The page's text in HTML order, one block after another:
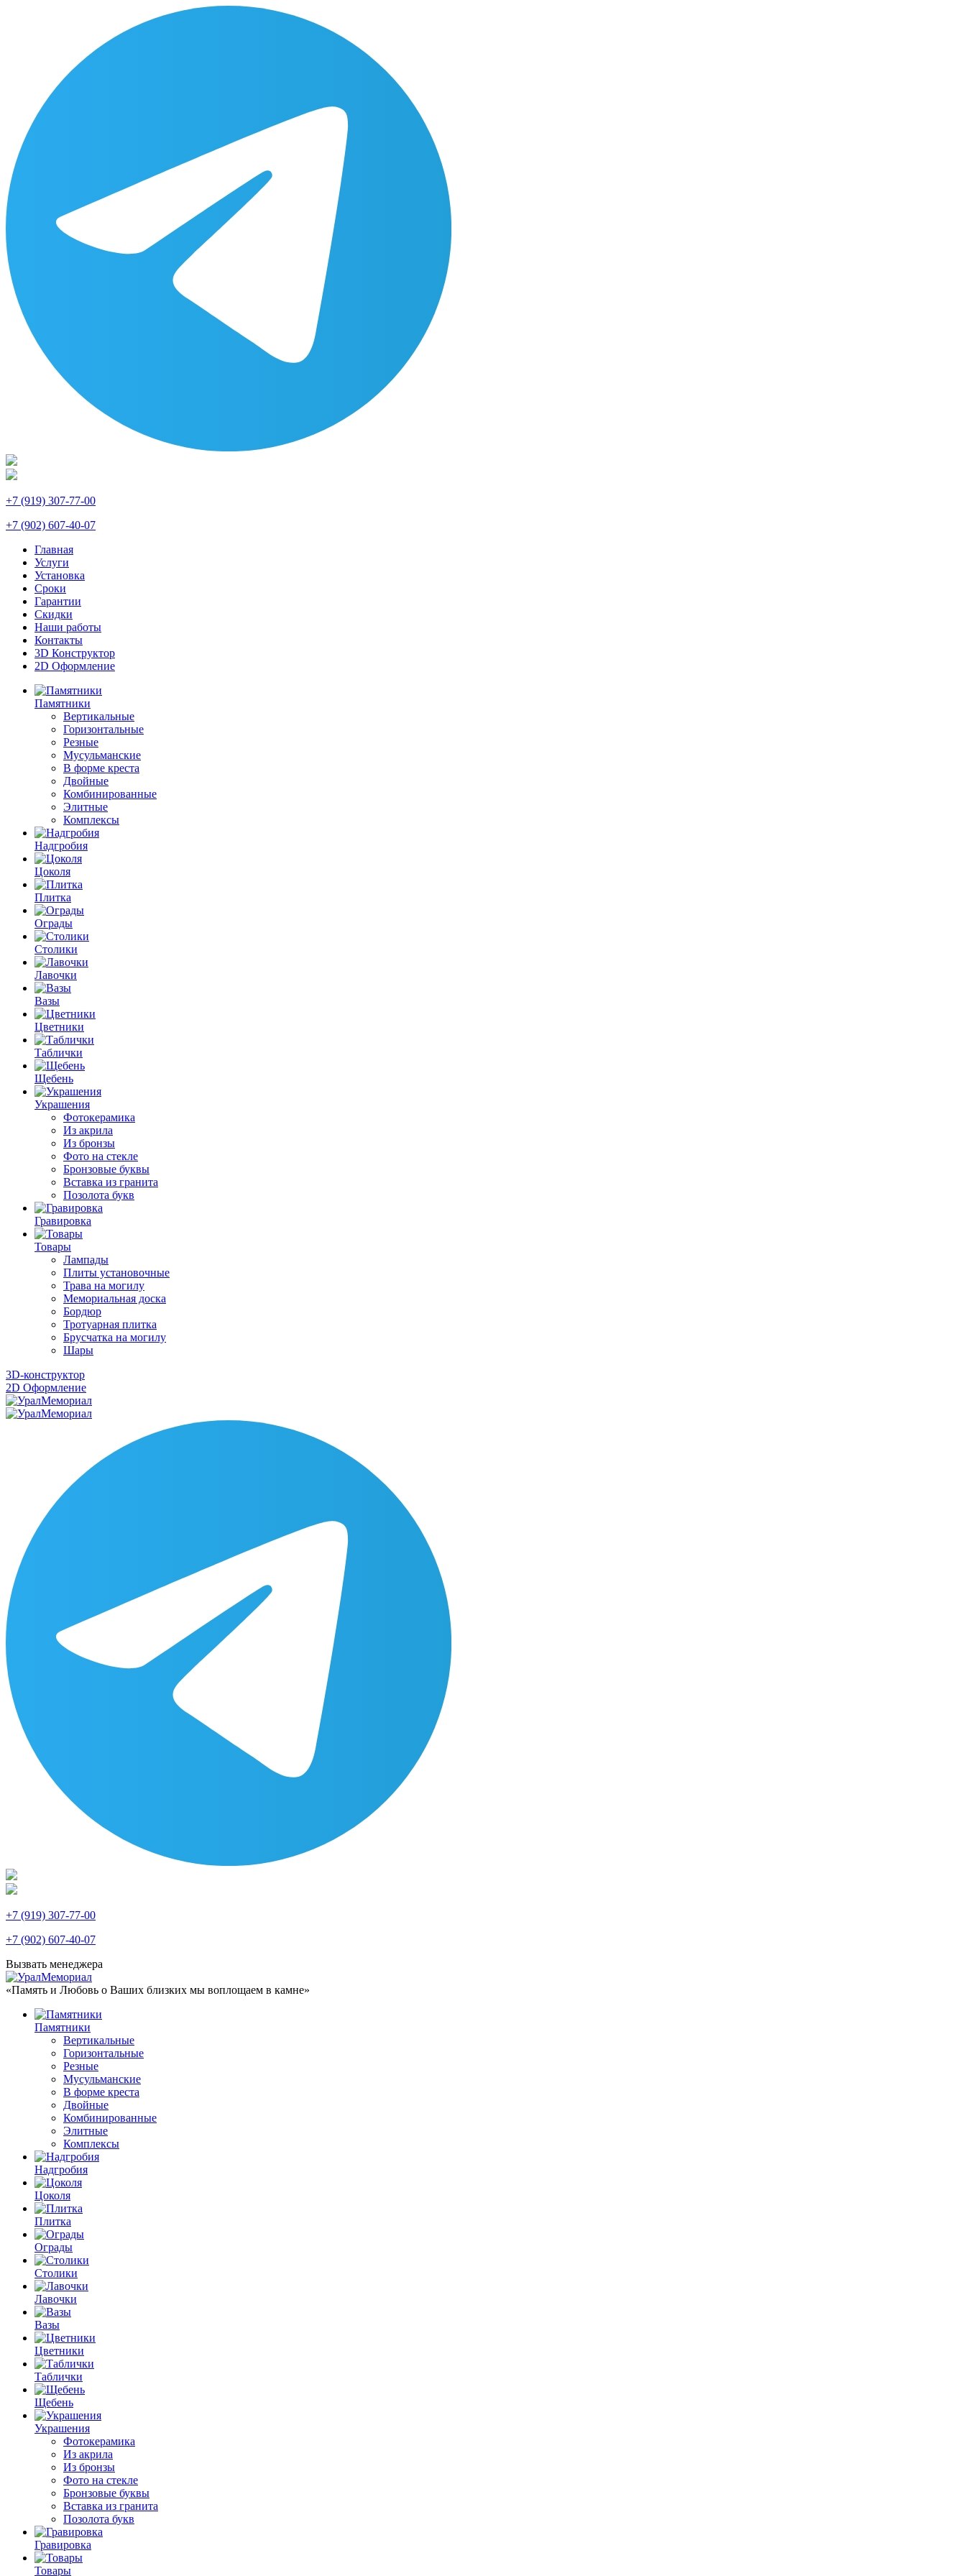
+7 (919) 307-77-00
+7 (902) 607-40-07
Главная
Услуги
Установка
Сроки
Гарантии
Скидки
Наши работы
Контакты
3D Конструктор
2D Оформление
Памятники
Вертикальные
Горизонтальные
Резные
Мусульманские
В форме креста
Двойные
Комбинированные
Элитные
Комплексы
Надгробия
Цоколя
Плитка
Ограды
Столики
Лавочки
Вазы
Цветники
Таблички
Щебень
Украшения
Фотокерамика
Из акрила
Из бронзы
Фото на стекле
Бронзовые буквы
Вставка из гранита
Позолота букв
Гравировка
Товары
Лампады
Плиты установочные
Трава на могилу
Мемориальная доска
Бордюр
Тротуарная плитка
Брусчатка на могилу
Шары
3D-конструктор
2D Оформление
+7 (919) 307-77-00
+7 (902) 607-40-07
Вызвать менеджера
«Память и Любовь о Ваших близких мы воплощаем в камне»
Памятники
Вертикальные
Горизонтальные
Резные
Мусульманские
В форме креста
Двойные
Комбинированные
Элитные
Комплексы
Надгробия
Цоколя
Плитка
Ограды
Столики
Лавочки
Вазы
Цветники
Таблички
Щебень
Украшения
Фотокерамика
Из акрила
Из бронзы
Фото на стекле
Бронзовые буквы
Вставка из гранита
Позолота букв
Гравировка
Товары